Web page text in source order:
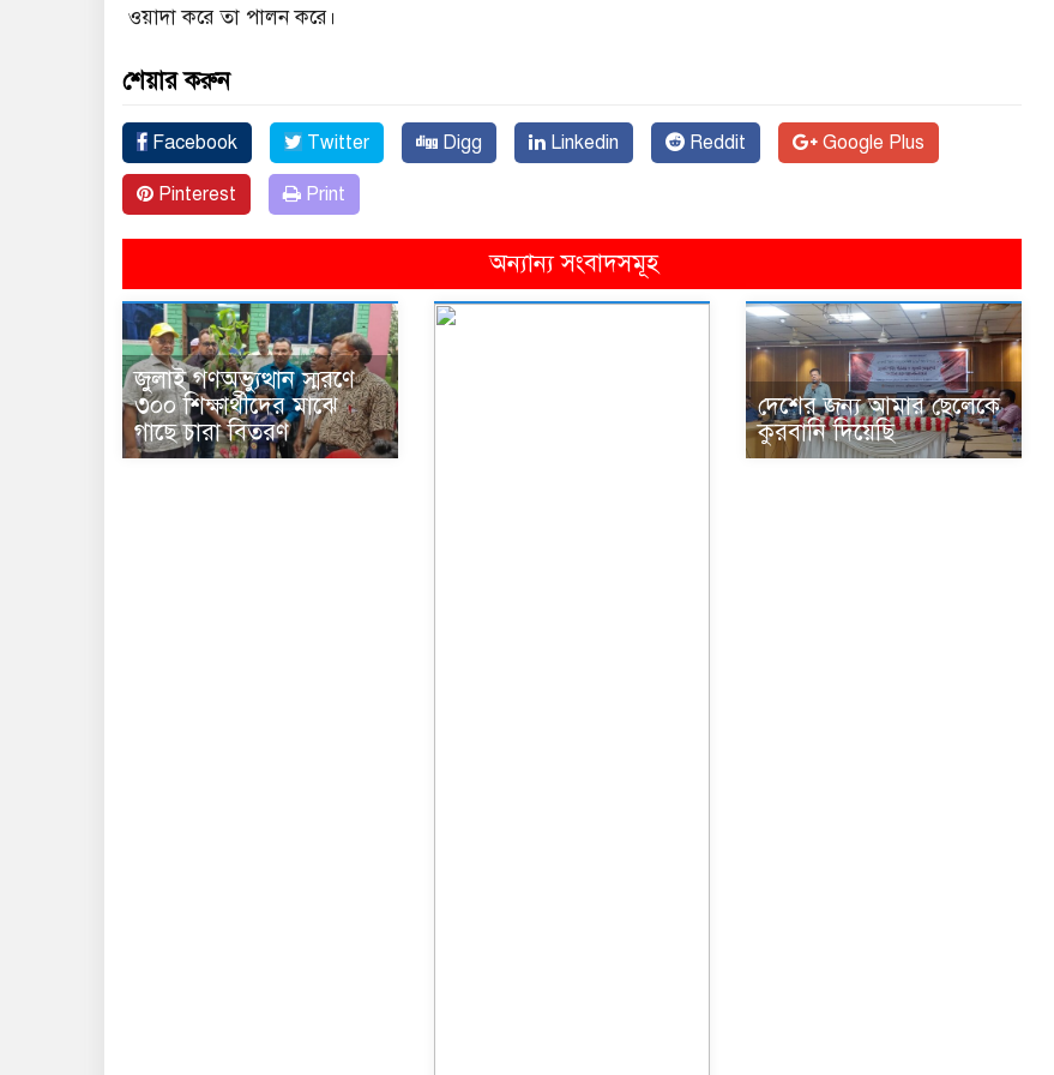
ওয়াদা করে তা পালন করে।
শেয়ার করুন
Facebook Twitter Digg Linkedin Reddit Google Plus
Pinterest Print
অন্যান্য সংবাদসমূহ
জুলাই গণঅভ্যুত্থান স্মরণে
৩০০ শিক্ষার্থীদের মাঝে
গাছে চারা বিতরণ
দেশের জন্য আমার ছেলেকে
কুরবানি দিয়েছি